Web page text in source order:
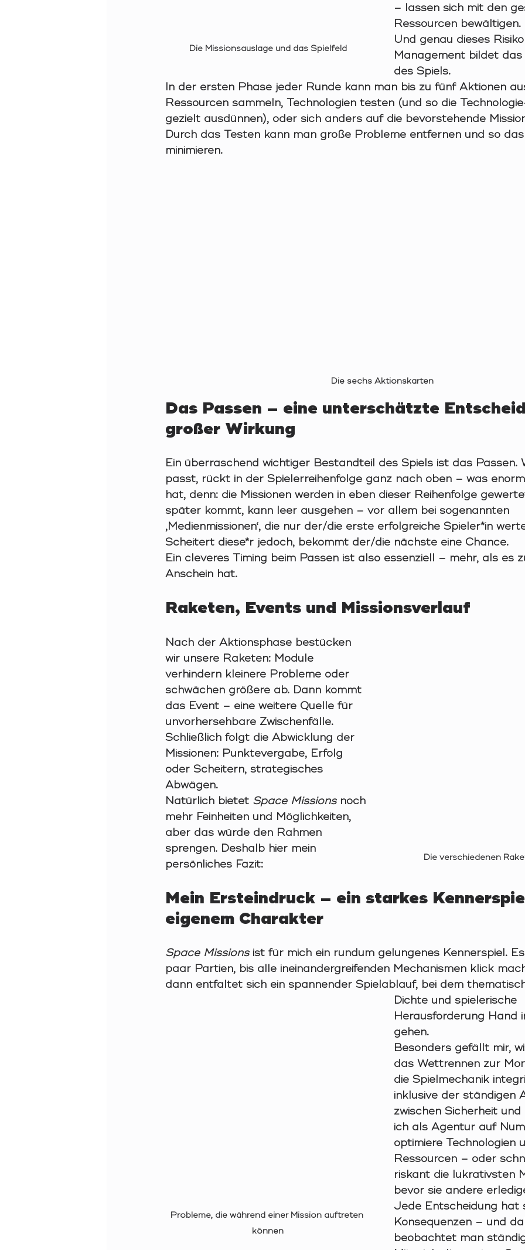
Die Missionsauslage und das Spielfeld
– lassen sich mit den
Ressourcen bewältigen.
Und genau dieses
Management bildet
des Spiels.
In der ersten Phase jeder Runde kann man bis zu fünf Aktionen
Ressourcen sammeln, Technologien testen (und so die
gezielt ausdünnen), oder sich anders auf die bevorstehende
Durch das Testen kann man große Probleme entfernen und so
minimieren.
Die sechs Aktionskarten
Das Passen – eine unterschätzte
großer Wirkung
Ein überraschend wichtiger Bestandteil des Spiels ist das Passen.
passt, rückt in der Spielerreihenfolge ganz nach oben – was
hat, denn: die Missionen werden in eben dieser Reihenfolge
später kommt, kann leer ausgehen – vor allem bei sogenannten
‚Medienmissionen‘, die nur der/die erste erfolgreiche Spieler*in
Scheitert diese*r jedoch, bekommt der/die nächste eine Chance.
Ein cleveres Timing beim Passen ist also essenziell – mehr, als es
Anschein hat.
Raketen, Events und Missionsverlauf
Die verschiedenen
Nach der Aktionsphase bestücken
wir unsere Raketen: Module
verhindern kleinere Probleme oder
schwächen größere ab. Dann kommt
das Event – eine weitere Quelle für
unvorhersehbare Zwischenfälle.
Schließlich folgt die Abwicklung der
Missionen: Punktevergabe, Erfolg
oder Scheitern, strategisches
Abwägen.
Natürlich bietet Space Missions noch
mehr Feinheiten und Möglichkeiten,
aber das würde den Rahmen
sprengen. Deshalb hier mein
persönliches Fazit:
Mein Ersteindruck – ein starkes
eigenem Charakter
Space Missions ist für mich ein rundum gelungenes Kennerspiel.
paar Partien, bis alle ineinandergreifenden Mechanismen klick
dann entfaltet sich ein spannender Spielablauf, bei dem
Probleme, die während einer Mission auftreten
können
Dichte und spielerische
Herausforderung Hand
gehen.
Besonders gefällt mir,
das Wettrennen zur
die Spielmechanik
inklusive der ständigen
zwischen Sicherheit und
ich als Agentur auf
optimiere Technologien
Ressourcen – oder
riskant die lukrativsten
bevor sie andere
Jede Entscheidung hat
Konsequenzen – und
beobachtet man